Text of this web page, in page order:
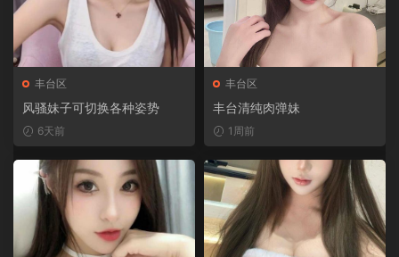
丰台区
风骚妹子可切换各种姿势
6天前
丰台区
丰台清纯肉弹妹
1周前